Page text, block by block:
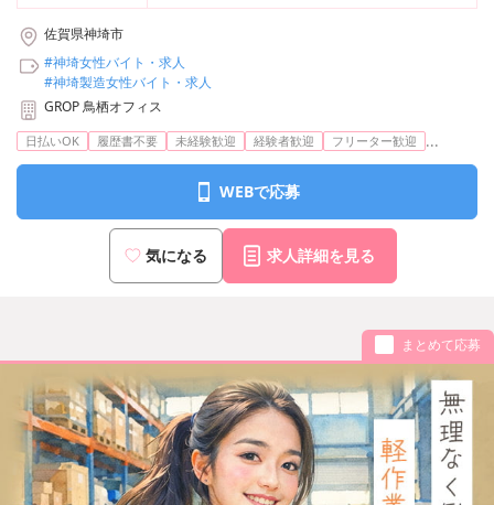
佐賀県神埼市
#神埼女性バイト・求人
#神埼製造女性バイト・求人
GROP 鳥栖オフィス
日払いOK 履歴書不要 未経験歓迎 経験者歓迎 フリーター歓迎 ...
WEBで応募
気になる 求人詳細を見る
まとめて応募